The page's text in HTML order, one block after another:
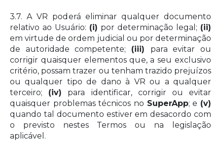
3.7. A VR poderá eliminar qualquer documento
relativo ao Usuário: (i) por determinação legal; (ii)
em virtude de ordem judicial ou por determinação
de autoridade competente; (iii) para evitar ou
corrigir quaisquer elementos que, a seu exclusivo
critério, possam trazer ou tenham trazido prejuízos
ou qualquer tipo de dano à VR ou a qualquer
terceiro; (iv) para identificar, corrigir ou evitar
quaisquer problemas técnicos no SuperApp; e (v)
quando tal documento estiver em desacordo com
o previsto nestes Termos ou na legislação
aplicável.